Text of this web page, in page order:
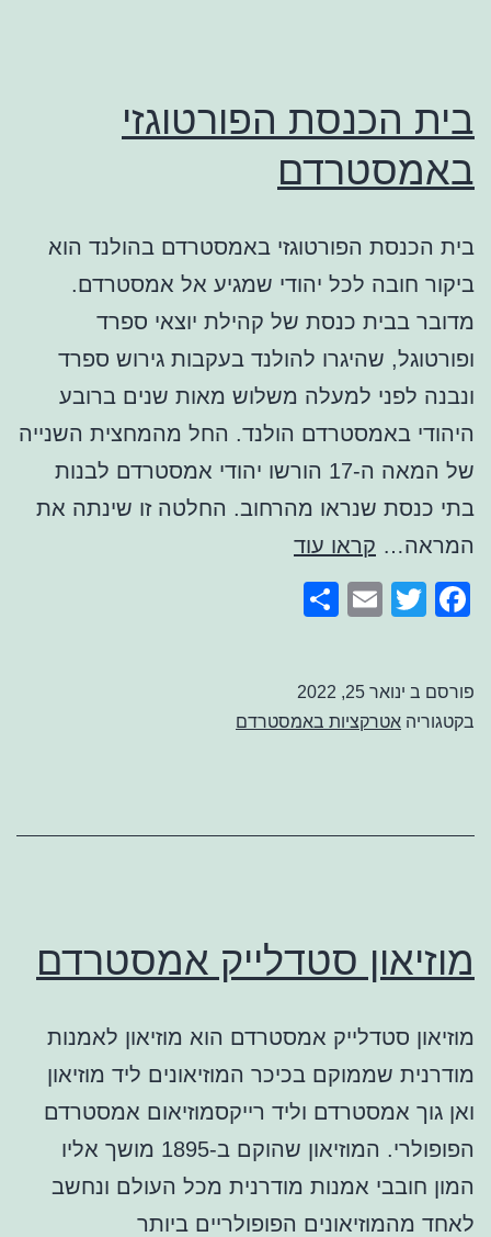
בית הכנסת הפורטוגזי
באמסטרדם
בית הכנסת הפורטוגזי באמסטרדם בהולנד הוא
ביקור חובה לכל יהודי שמגיע אל אמסטרדם.
מדובר בבית כנסת של קהילת יוצאי ספרד
ופורטוגל, שהיגרו להולנד בעקבות גירוש ספרד
ונבנה לפני למעלה משלוש מאות שנים ברובע
היהודי באמסטרדם הולנד. החל מהמחצית השנייה
של המאה ה-17 הורשו יהודי אמסטרדם לבנות
בתי כנסת שנראו מהרחוב. החלטה זו שינתה את
המראה… קראו עודבית
Facebook
Twitter
Email
פורסם ב ינואר 25, 2022
בקטגוריה אטרקציות באמסטרדם
מוזיאון סטדלייק אמסטרדם
מוזיאון סטדלייק אמסטרדם הוא מוזיאון לאמנות
מודרנית שממוקם בכיכר המוזיאונים ליד מוזיאון
ואן גוך אמסטרדם וליד רייקסמוזיאום אמסטרדם
הפופולרי. המוזיאון שהוקם ב-1895 מושך אליו
המון חובבי אמנות מודרנית מכל העולם ונחשב
לאחד מהמוזיאונים הפופולריים ביותר